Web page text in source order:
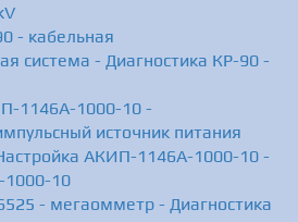
- кабельная
система - Диагностика КР-90 -
1146А-1000-10 -
источник питания
АКИП-1146А-1000-10 -
10
- мегаомметр - Диагностика